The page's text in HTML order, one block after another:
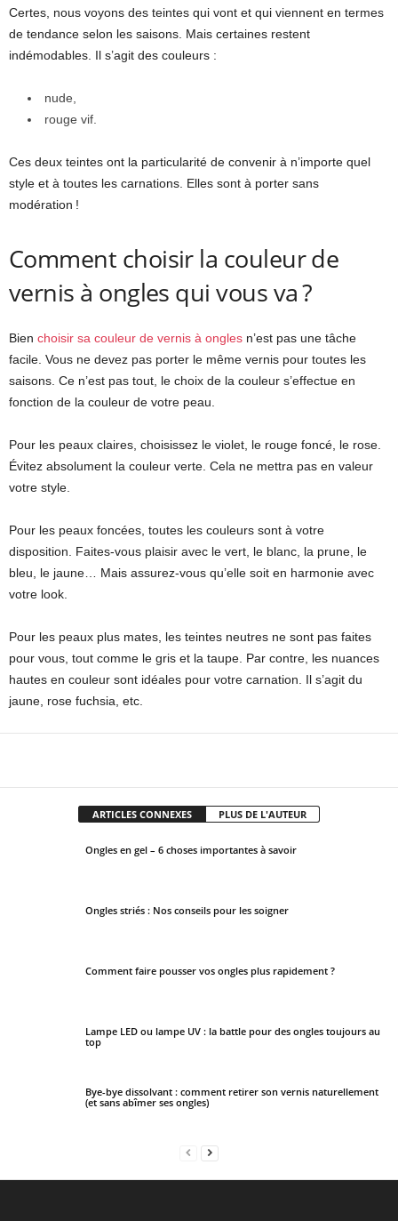
Certes, nous voyons des teintes qui vont et qui viennent en termes
de tendance selon les saisons. Mais certaines restent
indémodables. Il s’agit des couleurs :
nude,
rouge vif.
Ces deux teintes ont la particularité de convenir à n’importe quel
style et à toutes les carnations. Elles sont à porter sans
modération !
Comment choisir la couleur de
vernis à ongles qui vous va ?
Bien choisir sa couleur de vernis à ongles n’est pas une tâche
facile. Vous ne devez pas porter le même vernis pour toutes les
saisons. Ce n’est pas tout, le choix de la couleur s’effectue en
fonction de la couleur de votre peau.
Pour les peaux claires, choisissez le violet, le rouge foncé, le rose.
Évitez absolument la couleur verte. Cela ne mettra pas en valeur
votre style.
Pour les peaux foncées, toutes les couleurs sont à votre
disposition. Faites-vous plaisir avec le vert, le blanc, la prune, le
bleu, le jaune… Mais assurez-vous qu’elle soit en harmonie avec
votre look.
Pour les peaux plus mates, les teintes neutres ne sont pas faites
pour vous, tout comme le gris et la taupe. Par contre, les nuances
hautes en couleur sont idéales pour votre carnation. Il s’agit du
jaune, rose fuchsia, etc.
ARTICLES CONNEXES PLUS DE L'AUTEUR
Ongles en gel – 6 choses importantes à savoir
Ongles striés : Nos conseils pour les soigner
Comment faire pousser vos ongles plus rapidement ?
Lampe LED ou lampe UV : la battle pour des ongles toujours au
top
Bye-bye dissolvant : comment retirer son vernis naturellement
(et sans abîmer ses ongles)